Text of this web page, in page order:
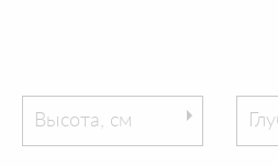
Высота, см